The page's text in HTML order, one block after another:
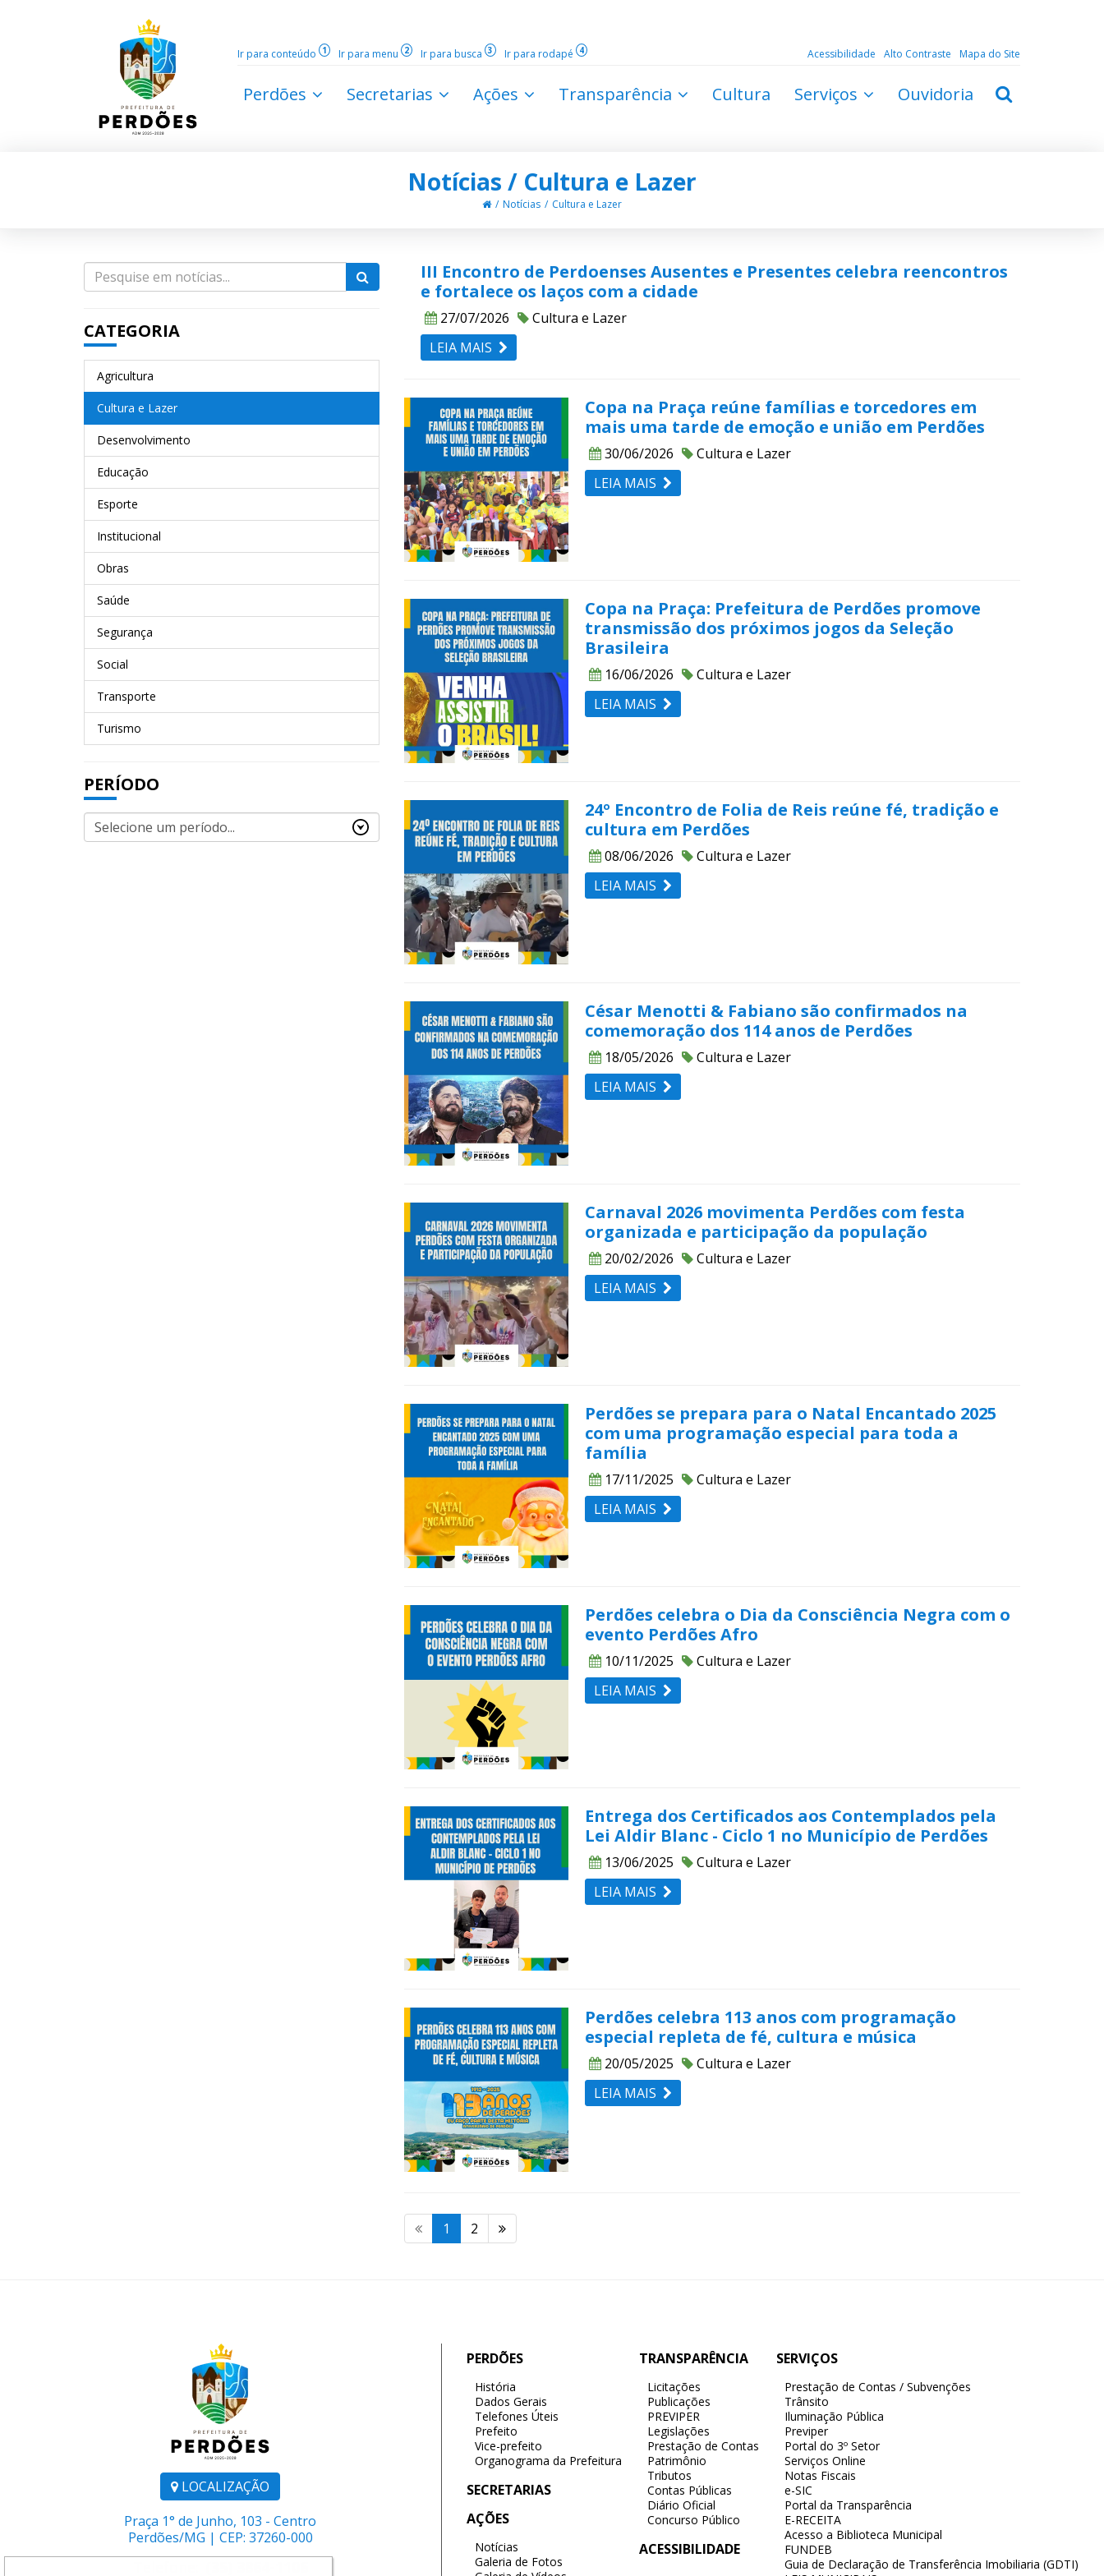
Ir para conteúdo 1 Ir para menu 2 Ir para busca 3 Ir para rodapé 4 Acessibilidade Alto Contraste Mapa do Site
Perdões Secretarias Ações Transparência Cultura Serviços Ouvidoria
Notícias / Cultura e Lazer
Notícias Cultura e Lazer
CATEGORIA
Agricultura
Cultura e Lazer
Desenvolvimento
Educação
Esporte
Institucional
Obras
Saúde
Segurança
Social
Transporte
Turismo
PERÍODO
III Encontro de Perdoenses Ausentes e Presentes celebra reencontros
e fortalece os laços com a cidade
27/07/2026
Cultura e Lazer
LEIA MAIS
Copa na Praça reúne famílias e torcedores em
mais uma tarde de emoção e união em Perdões
30/06/2026
Cultura e Lazer
LEIA MAIS
Copa na Praça: Prefeitura de Perdões promove
transmissão dos próximos jogos da Seleção
Brasileira
16/06/2026
Cultura e Lazer
LEIA MAIS
24º Encontro de Folia de Reis reúne fé, tradição e
cultura em Perdões
08/06/2026
Cultura e Lazer
LEIA MAIS
César Menotti & Fabiano são confirmados na
comemoração dos 114 anos de Perdões
18/05/2026
Cultura e Lazer
LEIA MAIS
Carnaval 2026 movimenta Perdões com festa
organizada e participação da população
20/02/2026
Cultura e Lazer
LEIA MAIS
Perdões se prepara para o Natal Encantado 2025
com uma programação especial para toda a
família
17/11/2025
Cultura e Lazer
LEIA MAIS
Perdões celebra o Dia da Consciência Negra com o
evento Perdões Afro
10/11/2025
Cultura e Lazer
LEIA MAIS
Entrega dos Certificados aos Contemplados pela
Lei Aldir Blanc - Ciclo 1 no Município de Perdões
13/06/2025
Cultura e Lazer
LEIA MAIS
Perdões celebra 113 anos com programação
especial repleta de fé, cultura e música
20/05/2025
Cultura e Lazer
LEIA MAIS
1 2
LOCALIZAÇÃO
Praça 1° de Junho, 103 - Centro
Perdões/MG | CEP: 37260-000
PERDÕES
História
Dados Gerais
Telefones Úteis
Prefeito
Vice-prefeito
Organograma da Prefeitura
SECRETARIAS
AÇÕES
Notícias
Galeria de Fotos
TRANSPARÊNCIA
Licitações
Publicações
PREVIPER
Legislações
Prestação de Contas
Patrimônio
Tributos
Contas Públicas
Diário Oficial
Concurso Público
ACESSIBILIDADE
SERVIÇOS
Prestação de Contas / Subvenções
Trânsito
Iluminação Pública
Previper
Portal do 3º Setor
Serviços Online
Notas Fiscais
e-SIC
Portal da Transparência
E-RECEITA
Acesso a Biblioteca Municipal
FUNDEB
Guia de Declaração de Transferência Imobiliaria (GDTI)